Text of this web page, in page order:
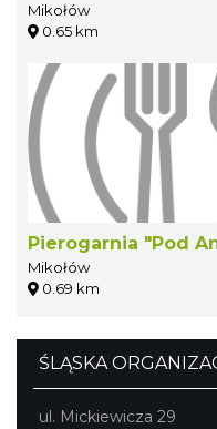
Mikołów
0.65 km
Pierogarnia "Pod
Mikołów
0.69 km
ŚLĄSKA
ul. Mickiewicza 29